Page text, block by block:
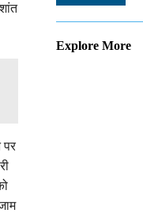
पर
Explore More